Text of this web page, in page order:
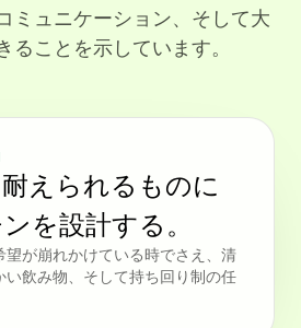
ミュニケーション、そして大
ることを示しています。
えられるものに
を設計する。
望が崩れかけている時でさえ、清
い飲み物、そして持ち回り制の任